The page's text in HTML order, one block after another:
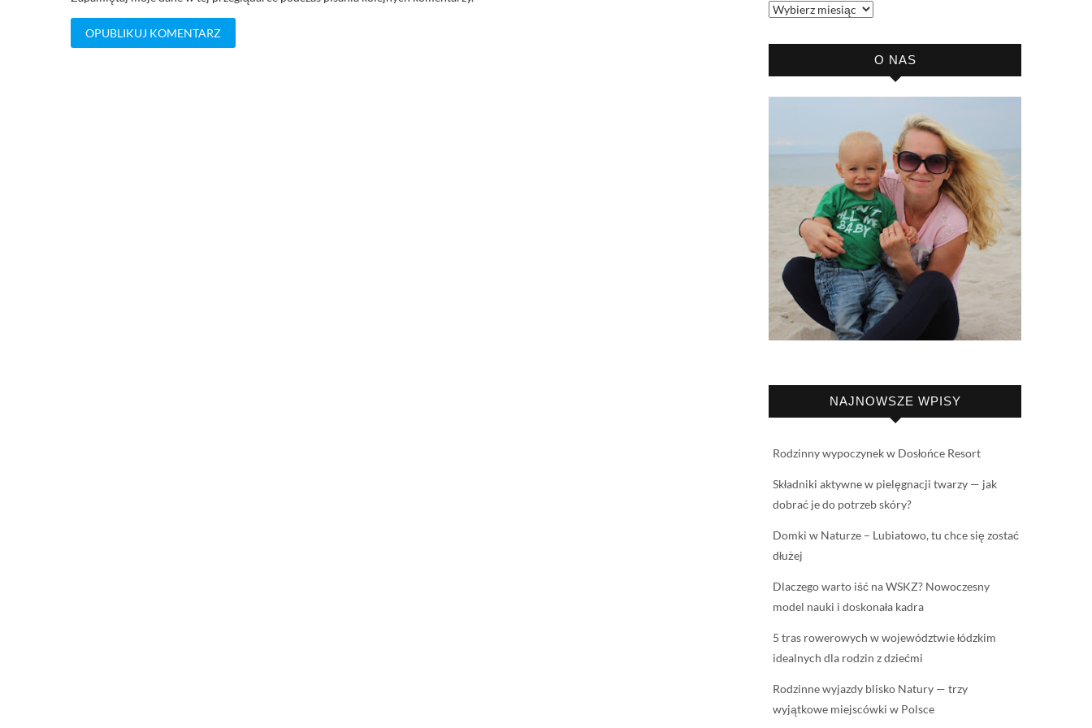
Archiwum
O NAS
NAJNOWSZE WPISY
Rodzinny wypoczynek w Dosłońce Resort
Składniki aktywne w pielęgnacji twarzy — jak
dobrać je do potrzeb skóry?
Domki w Naturze – Lubiatowo, tu chce się zostać
dłużej
Dlaczego warto iść na WSKZ? Nowoczesny
model nauki i doskonała kadra
5 tras rowerowych w województwie łódzkim
idealnych dla rodzin z dziećmi
Rodzinne wyjazdy blisko Natury — trzy
wyjątkowe miejscówki w Polsce